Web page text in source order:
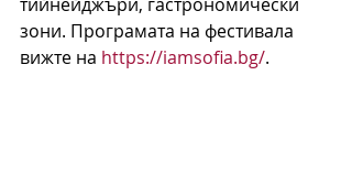
зони. Програмата на фестивала
вижте на https://iamsofia.bg/.